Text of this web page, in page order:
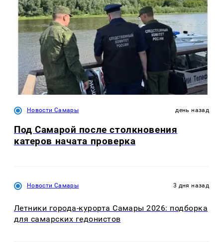
Новости Самары день назад
Под Самарой после столкновения
катеров начата проверка
Новости Самары 3 дня назад
Летники города-курорта Самары 2026: подборка
для самарских гедонистов